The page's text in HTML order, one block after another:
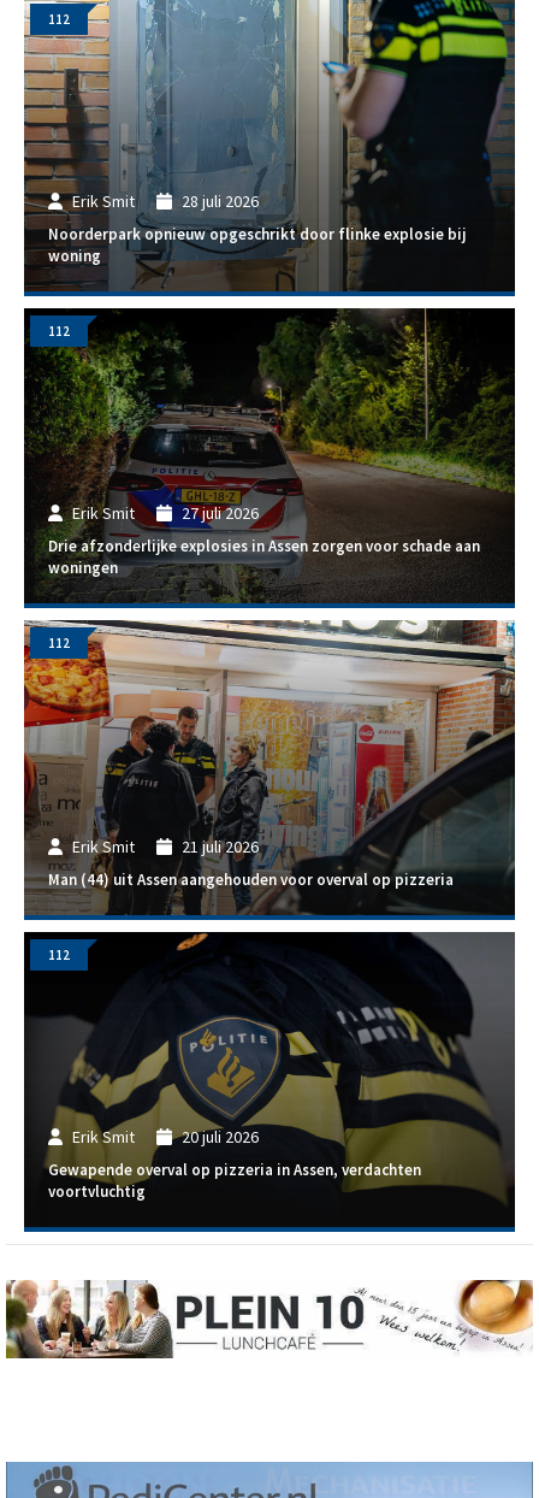
Erik Smit 28 juli 2026
Noorderpark opnieuw opgeschrikt door flinke explosie bij
woning
112
Erik Smit 27 juli 2026
Drie afzonderlijke explosies in Assen zorgen voor schade aan
woningen
112
Erik Smit 21 juli 2026
Man (44) uit Assen aangehouden voor overval op pizzeria
112
Erik Smit 20 juli 2026
Gewapende overval op pizzeria in Assen, verdachten
voortvluchtig
112